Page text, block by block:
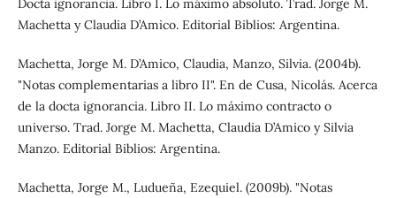
Docta ignorancia. Libro I. Lo máximo absoluto. Trad. Jorge M.
Machetta y Claudia D’Amico. Editorial Biblios: Argentina.
Machetta, Jorge M. D’Amico, Claudia, Manzo, Silvia. (2004b).
"Notas complementarias a libro II". En de Cusa, Nicolás. Acerca
de la docta ignorancia. Libro II. Lo máximo contracto o
universo. Trad. Jorge M. Machetta, Claudia D’Amico y Silvia
Manzo. Editorial Biblios: Argentina.
Machetta, Jorge M., Ludueña, Ezequiel. (2009b). "Notas